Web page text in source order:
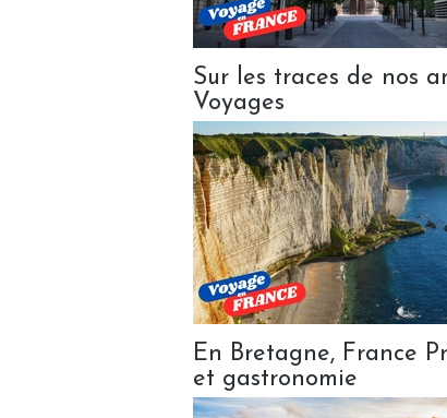
Sur les traces de nos
Voyages
En Bretagne, France
et gastronomie